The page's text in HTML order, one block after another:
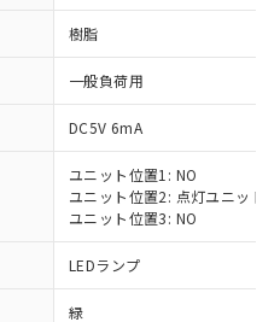
樹脂
一般負荷用
DC5V 6mA
ユニット位置1: NO
ユニット位置2: 点灯ユニット
ユニット位置3: NO
LEDランプ
緑